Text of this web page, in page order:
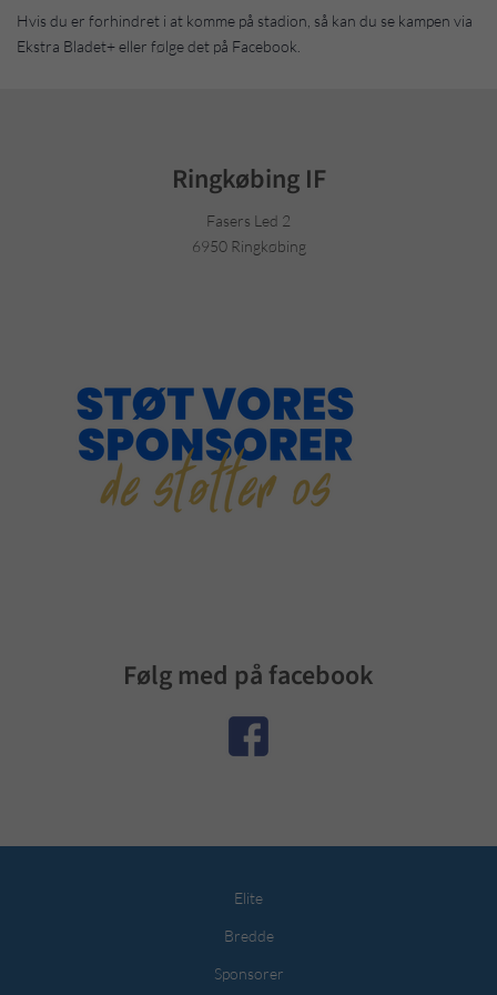
Hvis du er forhindret i at komme på stadion, så kan du se kampen via
Ekstra Bladet+ eller følge det på Facebook.
Ringkøbing IF
Fasers Led 2
6950 Ringkøbing
Følg med på facebook
Elite
Bredde
Sponsorer